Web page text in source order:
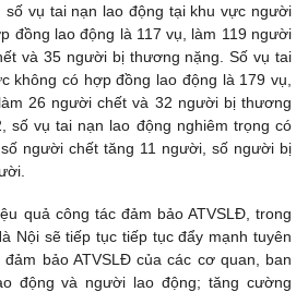
số vụ tai nạn lao động tại khu vực người
đồng lao động là 117 vụ, làm 119 người
và 35 người bị thương nặng. Số vụ tai
không có hợp đồng lao động là 179 vụ,
26 người chết và 32 người bị thương
số vụ tai nạn lao động nghiêm trọng có
người chết tăng 11 người, số người bị
quả công tác đảm bảo ATVSLĐ, trong
Nội sẽ tiếp tục tiếp tục đẩy mạnh tuyên
bảo ATVSLĐ của các cơ quan, ban
động và người lao động; tăng cường